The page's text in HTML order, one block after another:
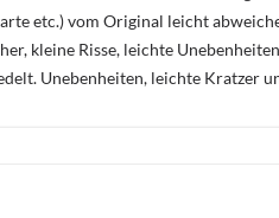
etc.) vom Original leicht
kleine Risse, leichte
Unebenheiten, leichte Kratzer